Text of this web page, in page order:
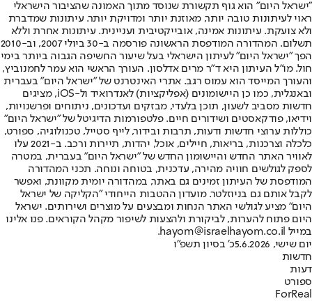
"ישראל היום" הוא גוף תקשורת שנוסד מתוך האמונה שהציבור הישראלי
ראוי לעיתונות טובה יותר, מאוזנת יותר ומדויקת יותר. עיתונות שמדברת
ולא צועקת. עיתונות אמינה, אובייקטיבית ועניינית. עיתונות אחרת וללא
תשלום. המהדורה המודפסת הראשונה פורסמה ב-30 ביולי 2007, וב-2010
הפך "ישראל היום" לעיתון הישראלי בעל שיעור החשיפה הגבוה ביותר בימי
חול. מו"ל העיתון היא ד"ר מרים אדלסון. העורך הראשי הוא עמר לחמנוביץ,
והעורך המייסד הוא עמוס רגב. אתרי האינטרנט של "ישראל היום" בעברית
ובאנגלית, כמו כן היישומונים (אפליקציות) לאנדרואיד ול-iOS, מציגים
חדשות מסביב לשעון, תוכן בלעדי, מבזקים ועדכונים, ניתוחים ופרשנויות,
וידיאו, פודקאסטים ושידורים חיים. פלטפורמות הדיגיטל של "ישראל היום"
כוללות ערוצי חדשות ודעות, תרבות ובידור, לייף סטייל, טכנולוגיה, ספורט,
כלכלה וצרכנות, בריאות, חיילים, אוכל, יהדות, תיירות ורכב. ב-2021 עלו
לאוויר האתר החדש והיישומון החדש של "ישראל היום" בעברית, במטרה
לספק לגולשים חוויה מהירה, עדכנית, בטוחה ונוחה. תכני המהדורה
המודפסת של העיתון זמינים גם באתר, במהדורה יומית מקוונת, ואפשר
לקבל אותם גם בניוזלטר. מועדון ההטבות הייחודי "הקליקה של ישראל
היום" מציע לגולשי האתר הנחות ומבצעים על מוצרים ושירותים. ישראל
היום פתוח להערות, לביקורת ולהצעות לשיפור מקהל הקוראים. פנו אלינו
במייל hayom@israelhayom.co.il.
יום שישי, 5.6.2026
כ' בסיון תשפ"ו
חדשות
דעות
ספורט
ForReal